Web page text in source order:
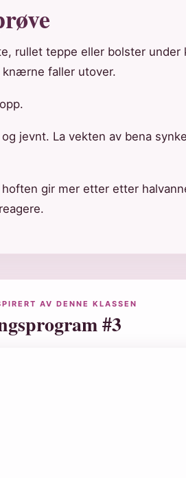
rullet teppe eller bolster
knærne faller utover.
jevnt. La vekten av bena
gir mer etter etter
AV DENNE KLASSEN
#3